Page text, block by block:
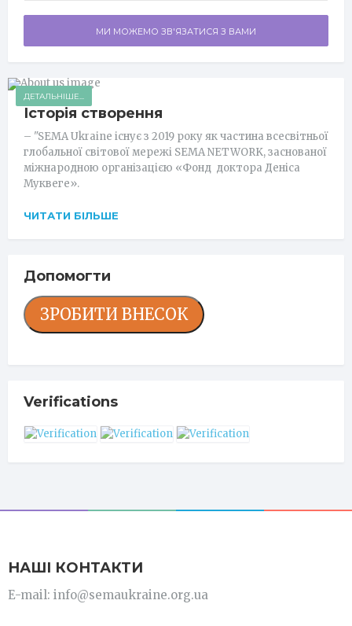
МИ МОЖЕМО ЗВ'ЯЗАТИСЯ З ВАМИ
ДЕТАЛЬНІШЕ...
Історія створення
– "SEMA Ukraine існує з 2019 року як частина всесвітньої
глобальної світової мережі SEMA NETWORK, заснованої
міжнародною організацією «Фонд доктора Деніса
Муквеге».
ЧИТАТИ БІЛЬШЕ
Допомогти
ЗРОБИТИ ВНЕСОК
Verifications
НАШІ КОНТАКТИ
E-mail: info@semaukraine.org.ua